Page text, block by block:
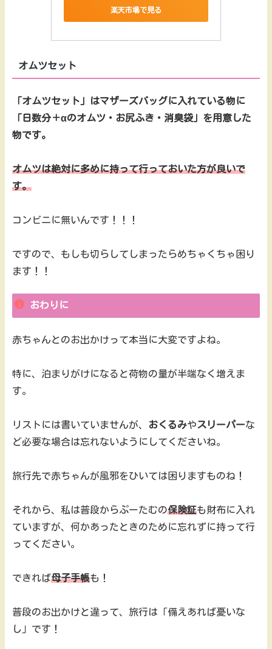
楽天市場で見る
オムツセット
「オムツセット」はマザーズバッグに入れている物に
「日数分＋αのオムツ・お尻ふき・消臭袋」を用意した
物です。
オムツは絶対に多めに持って行っておいた方が良いで
す。
コンビニに無いんです！！！
ですので、もしも切らしてしまったらめちゃくちゃ困り
ます！！
おわりに
赤ちゃんとのお出かけって本当に大変ですよね。
特に、泊まりがけになると荷物の量が半端なく増えま
す。
リストには書いていませんが、 おくるみやスリーパーな
ど必要な場合は忘れないようにしてくださいね。
旅行先で赤ちゃんが風邪をひいては困りますものね！
それから、私は普段からぷーたむの保険証も財布に入れ
ていますが、何かあったときのために忘れずに持って行
ってください。
できれば母子手帳も！
普段のお出かけと違って、旅行は「備えあれば憂いな
し」です！